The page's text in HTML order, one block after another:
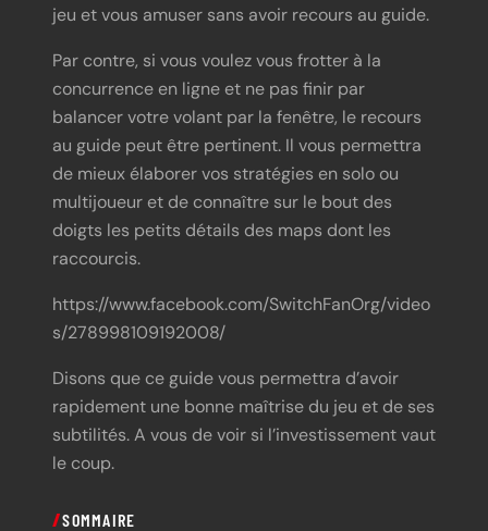
jeu et vous amuser sans avoir recours au guide.
Par contre, si vous voulez vous frotter à la
concurrence en ligne et ne pas finir par
balancer votre volant par la fenêtre, le recours
au guide peut être pertinent. Il vous permettra
de mieux élaborer vos stratégies en solo ou
multijoueur et de connaître sur le bout des
doigts les petits détails des maps dont les
raccourcis.
https://www.facebook.com/SwitchFanOrg/video
s/278998109192008/
Disons que ce guide vous permettra d’avoir
rapidement une bonne maîtrise du jeu et de ses
subtilités. A vous de voir si l’investissement vaut
le coup.
SOMMAIRE